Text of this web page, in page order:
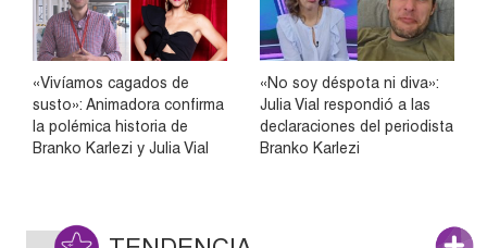
«Vivíamos cagados de
susto»: Animadora confirma
la polémica historia de
Branko Karlezi y Julia Vial
«No soy déspota ni diva»:
Julia Vial respondió a las
declaraciones del periodista
Branko Karlezi